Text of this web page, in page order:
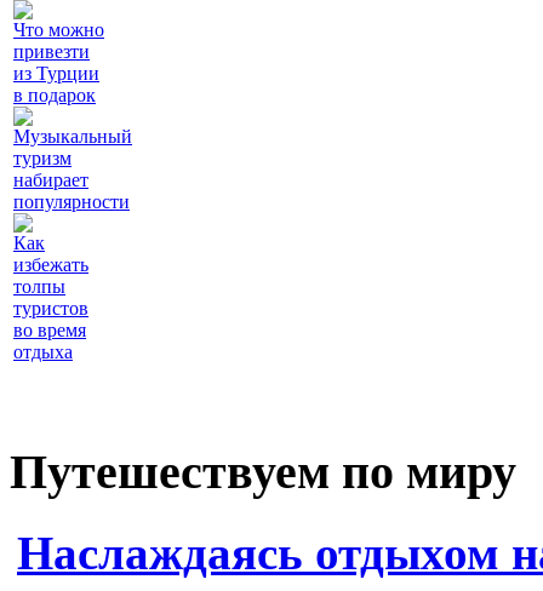
Что можно
привезти
из Турции
в подарок
Музыкальный
туризм
набирает
популярности
Как
избежать
толпы
туристов
во время
отдыха
Путешествуем по миру
Наслаждаясь отдыхом